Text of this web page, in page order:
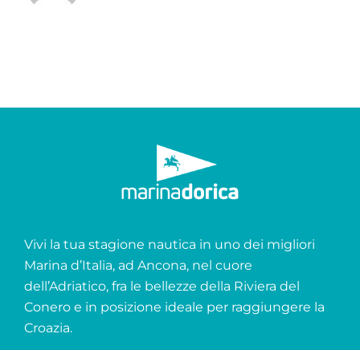
Vivi la tua stagione nautica in uno dei migliori
Marina d’Italia, ad Ancona, nel cuore
dell’Adriatico, fra le bellezze della Riviera del
Conero e in posizione ideale per raggiungere la
Croazia.